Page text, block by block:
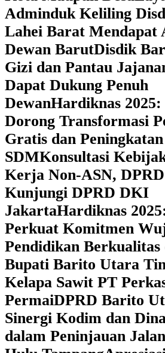
Adminduk Keliling
Lahei Barat Mendapat
Dewan BarutDisdik
Gizi dan Pantau
Dapat Dukung Penuh
DewanHardiknas
Dorong Transformasi
Gratis dan
SDMKonsultasi
Kerja Non-ASN,
Kunjungi DPRD DKI
JakartaHardiknas
Perkuat Komitmen
Pendidikan
Bupati Barito Utara
Kelapa Sawit PT
PermaiDPRD Barito
Sinergi Kodim dan
dalam Peninjauan